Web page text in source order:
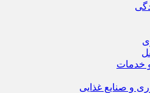
خدمات
و صنایع غذایی